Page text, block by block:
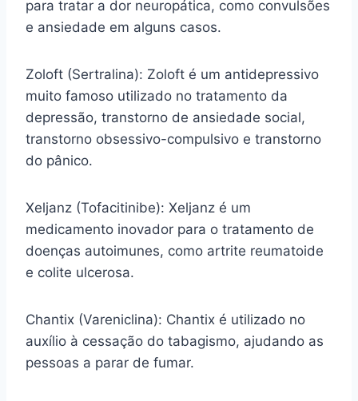
para tratar a dor neuropática, como convulsões
e ansiedade em alguns casos.
Zoloft (Sertralina): Zoloft é um antidepressivo
muito famoso utilizado no tratamento da
depressão, transtorno de ansiedade social,
transtorno obsessivo-compulsivo e transtorno
do pânico.
Xeljanz (Tofacitinibe): Xeljanz é um
medicamento inovador para o tratamento de
doenças autoimunes, como artrite reumatoide
e colite ulcerosa.
Chantix (Vareniclina): Chantix é utilizado no
auxílio à cessação do tabagismo, ajudando as
pessoas a parar de fumar.